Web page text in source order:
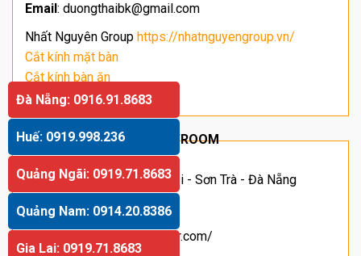
Email: duongthaibk@gmail.com
Nhất Nguyên Group https://nhatnguyengroup.vn/
Cắt kính mặt bàn
Cắt kính bàn ăn
Giá kính cường lực
SHOWROOM
Địa chỉ: Số 63 Hoàng Sĩ Khải - Sơn Trà - Đà Nẵng
Hotline:091.66.11.055
: https://danamirror.com/
Đà Nẵng: 0916.91.8683
Huế: 0919.998.236
Quảng Ngãi: 0919.71.8683
Quảng Nam: 0914.20.8386
Gia Lai: 0919.71.8683